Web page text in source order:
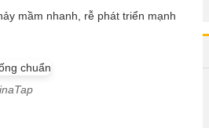
mầm nhanh, rễ phát triển mạnh